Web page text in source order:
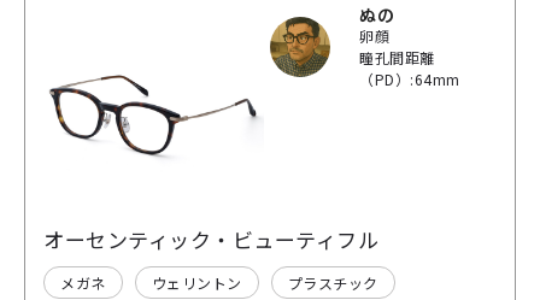
ぬの
卵顔
瞳孔間距離
（PD）:64mm
オーセンティック・ビューティフル
メガネ ウェリントン プラスチック